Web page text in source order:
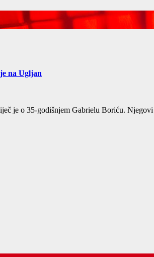
na Ugljan
je o 35-godišnjem Gabrielu Boriću.